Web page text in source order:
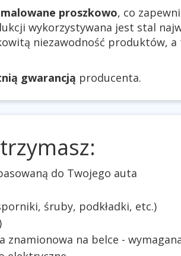
malowane proszkowo, co
wykorzystywana jest stal
niezawodność produktów,
gwarancją producenta.
do Twojego auta
śruby, podkładki, etc.)
znamionowa na belce -